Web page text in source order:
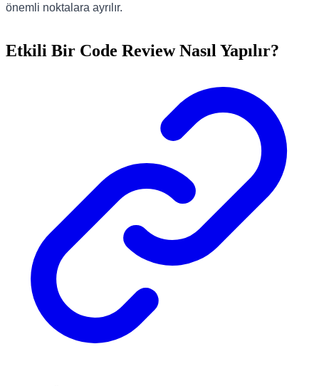
önemli noktalara ayrılır.
Etkili Bir Code Review Nasıl Yapılır?